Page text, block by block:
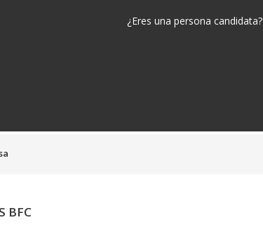
¿Eres una persona candidata?
BFC